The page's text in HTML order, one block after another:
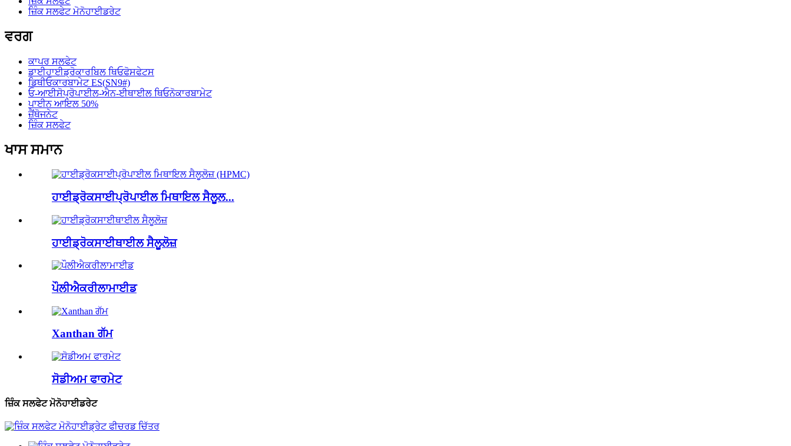
ਜ਼ਿੰਕ ਸਲਫੇਟ ਮੋਨੋਹਾਈਡਰੇਟ
ਵਰਗ
ਕਾਪਰ ਸਲਫੇਟ
ਡਾਈਹਾਈਡ੍ਰੋਕਾਰਬਿਲ ਥਿਓਫੋਸਫੇਟਸ
ਡਿਥੀਓਕਾਰਬਾਮੇਟ ES(SN9#)
ਓ-ਆਈਸੋਪ੍ਰੋਪਾਈਲ-ਐਨ-ਈਥਾਈਲ ਥਿਓਨੋਕਾਰਬਾਮੇਟ
ਪਾਈਨ ਆਇਲ 50%
ਜ਼ੈਂਥੋਜਨੇਟ
ਜ਼ਿੰਕ ਸਲਫੇਟ
ਖਾਸ ਸਮਾਨ
ਹਾਈਡ੍ਰੋਕਸਾਈਪ੍ਰੋਪਾਈਲ ਮਿਥਾਇਲ ਸੈਲੂਲ...
ਹਾਈਡ੍ਰੋਕਸਾਈਥਾਈਲ ਸੈਲੂਲੋਜ਼
ਪੌਲੀਐਕਰੀਲਾਮਾਈਡ
Xanthan ਗੱਮ
ਸੋਡੀਅਮ ਫਾਰਮੇਟ
ਜ਼ਿੰਕ ਸਲਫੇਟ ਮੋਨੋਹਾਈਡਰੇਟ